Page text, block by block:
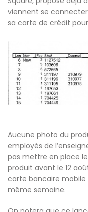
viennent se
sa carte de crédit
Aucune photo du
employés de
pas mettre en place
produit avant le 12
carte bancaire mobile
même semaine.